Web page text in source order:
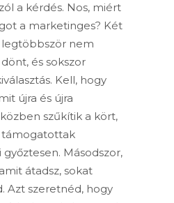
a kérdés. Nos, miért
a marketinges? Két
legtöbbször nem
és sokszor
Kell, hogy
újra és újra
szűkítik a kört,
támogatottak
Másodszor,
átadsz, sokat
Azt szeretnéd, hogy